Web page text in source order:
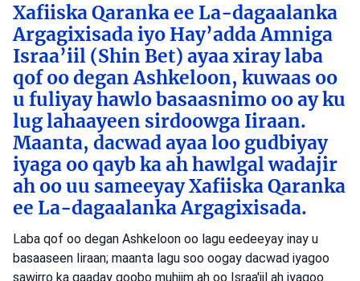
Xafiiska Qaranka ee La-dagaalanka
Argagixisada iyo Hay’adda Amniga
Israa’iil (Shin Bet) ayaa xiray laba
qof oo degan Ashkeloon, kuwaas oo
u fuliyay hawlo basaasnimo oo ay ku
lug lahaayeen sirdoowga Iiraan.
Maanta, dacwad ayaa loo gudbiyay
iyaga oo qayb ka ah hawlgal wadajir
ah oo uu sameeyay Xafiiska Qaranka
ee La-dagaalanka Argagixisada.
Laba qof oo degan Ashkeloon oo lagu eedeeyay inay u
basaaseen Iiraan; maanta lagu soo oogay dacwad iyagoo
sawirro ka qaaday goobo muhiim ah oo Israa'iil ah iyagoo